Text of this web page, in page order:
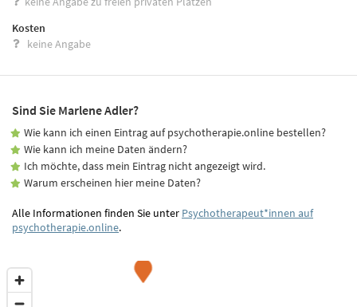
Kosten
keine Angabe
Sind Sie Marlene Adler?
Wie kann ich einen Eintrag auf psychotherapie.online bestellen?
Wie kann ich meine Daten ändern?
Ich möchte, dass mein Eintrag nicht angezeigt wird.
Warum erscheinen hier meine Daten?
Alle Informationen finden Sie unter Psychotherapeut*innen auf
psychotherapie.online.